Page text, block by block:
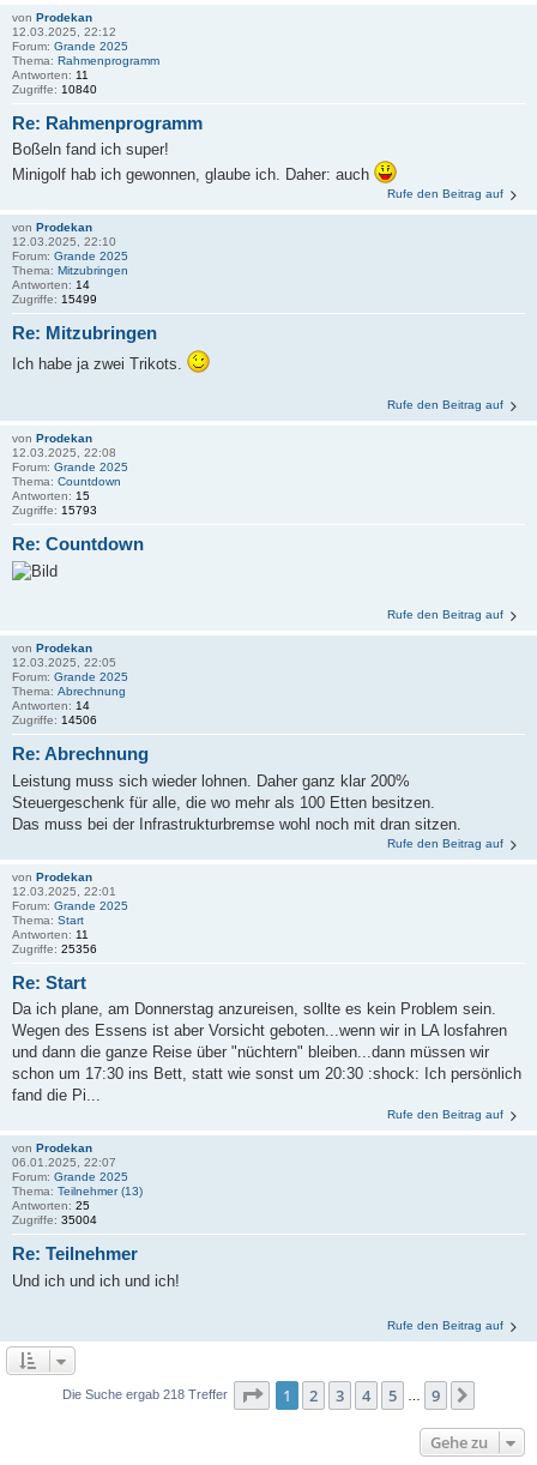
von Prodekan
12.03.2025, 22:12
Forum: Grande 2025
Thema: Rahmenprogramm
Antworten: 11
Zugriffe: 10840
Re: Rahmenprogramm
Boßeln fand ich super!
Minigolf hab ich gewonnen, glaube ich. Daher: auch
Rufe den Beitrag auf
von Prodekan
12.03.2025, 22:10
Forum: Grande 2025
Thema: Mitzubringen
Antworten: 14
Zugriffe: 15499
Re: Mitzubringen
Ich habe ja zwei Trikots.
Rufe den Beitrag auf
von Prodekan
12.03.2025, 22:08
Forum: Grande 2025
Thema: Countdown
Antworten: 15
Zugriffe: 15793
Re: Countdown
Rufe den Beitrag auf
von Prodekan
12.03.2025, 22:05
Forum: Grande 2025
Thema: Abrechnung
Antworten: 14
Zugriffe: 14506
Re: Abrechnung
Leistung muss sich wieder lohnen. Daher ganz klar 200%
Steuergeschenk für alle, die wo mehr als 100 Etten besitzen.
Das muss bei der Infrastrukturbremse wohl noch mit dran sitzen.
Rufe den Beitrag auf
von Prodekan
12.03.2025, 22:01
Forum: Grande 2025
Thema: Start
Antworten: 11
Zugriffe: 25356
Re: Start
Da ich plane, am Donnerstag anzureisen, sollte es kein Problem sein.
Wegen des Essens ist aber Vorsicht geboten...wenn wir in LA losfahren
und dann die ganze Reise über "nüchtern" bleiben...dann müssen wir
schon um 17:30 ins Bett, statt wie sonst um 20:30 :shock: Ich persönlich
fand die Pi...
Rufe den Beitrag auf
von Prodekan
06.01.2025, 22:07
Forum: Grande 2025
Thema: Teilnehmer (13)
Antworten: 25
Zugriffe: 35004
Re: Teilnehmer
Und ich und ich und ich!
Rufe den Beitrag auf
Die Suche ergab 218 Treffer Seite 1von
1 2 3 4 5 9
Gehe zu